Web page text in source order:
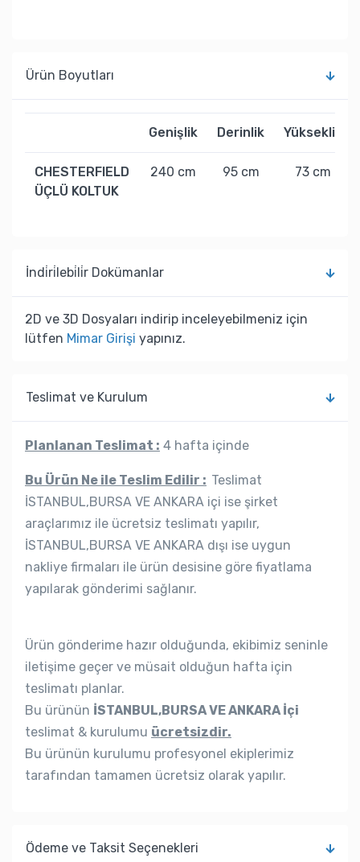
Ürün Boyutları
Genişlik Derinlik Yükseklik
CHESTERFIELD
ÜÇLÜ KOLTUK
240 cm 95 cm 73 cm
İndi̇ri̇lebi̇li̇r Dokümanlar
2D ve 3D Dosyaları indirip inceleyebilmeniz için
lütfen Mimar Girişi yapınız.
Teslimat ve Kurulum
Planlanan Teslimat : 4 hafta içinde
Bu Ürün Ne ile Teslim Edilir : Teslimat
İSTANBUL,BURSA VE ANKARA içi ise şirket
araçlarımız ile ücretsiz teslimatı yapılır,
İSTANBUL,BURSA VE ANKARA dışı ise uygun
nakliye firmaları ile ürün desisine göre fiyatlama
yapılarak gönderimi sağlanır.
Ürün gönderime hazır olduğunda, ekibimiz seninle
iletişime geçer ve müsait olduğun hafta için
teslimatı planlar.
Bu ürünün İSTANBUL,BURSA VE ANKARA İçi
teslimat & kurulumu ücretsizdir.
Bu ürünün kurulumu profesyonel ekiplerimiz
tarafından tamamen ücretsiz olarak yapılır.
Ödeme ve Taksit Seçenekleri